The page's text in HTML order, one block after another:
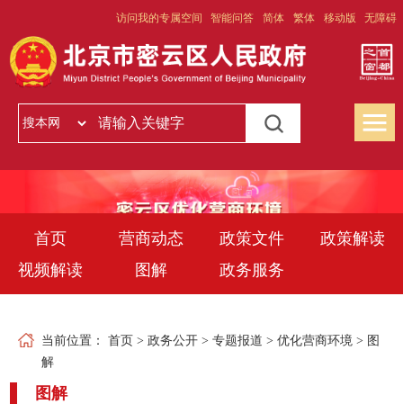
访问我的专属空间 智能问答 简体 繁体 移动版 无障碍
首页 营商动态 政策文件
政策解读
视频解读
图解 政务服务
当前位置： 首页 > 政务公开> 专题报道 > 优化营商环境 > 图
解
图解